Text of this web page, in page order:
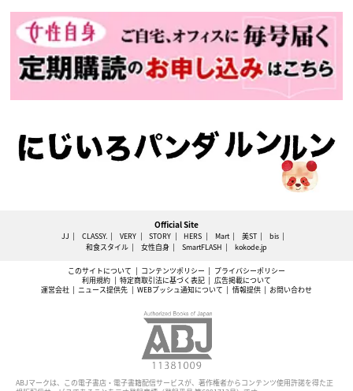
Official Site
JJ CLASSY. VERY STORY HERS Mart 美ST
bis
和食スタイル
女性自身 SmartFLASH kokode.jp
このサイトについて コンテンツポリシー
プライバシーポリシー
利用規約
特定商取引法に基づく表記
広告掲載について
運営会社
ニュース提供先 WEBプッシュ通知について 情報提供 お問い合わせ
ABJマークは、この電子書店・電子書籍配信サービスが、著作権者からコンテンツ使用許諾を得た正